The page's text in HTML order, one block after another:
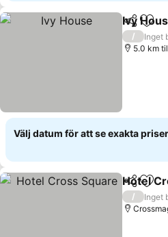
Dela
Ivy
/
Inget
5.0 km
Välj datum för att se exakta priser
Dela
Hotel
/
Inget